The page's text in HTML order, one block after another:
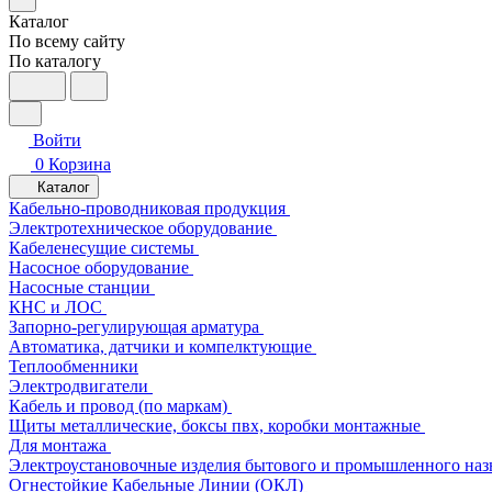
Каталог
По всему сайту
По каталогу
Войти
0 Корзина
Каталог
Кабельно-проводниковая продукция
Электротехническое оборудование
Кабеленесущие системы
Насосное оборудование
Насосные станции
КНС и ЛОС
Запорно-регулирующая арматура
Автоматика, датчики и компелктующие
Теплообменники
Электродвигатели
Кабель и провод (по маркам)
Щиты металлические, боксы пвх, коробки монтажные
Для монтажа
Электроустановочные изделия бытового и промышленного
Огнестойкие Кабельные Линии (ОКЛ)